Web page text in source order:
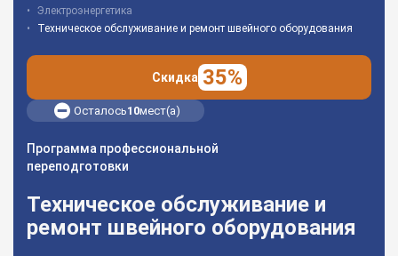
Электроэнергетика
Техническое обслуживание и ремонт швейного оборудования
Скидка 35%
Осталось10мест(а)
Программа профессиональной
переподготовки
Техническое обслуживание и
ремонт швейного оборудования